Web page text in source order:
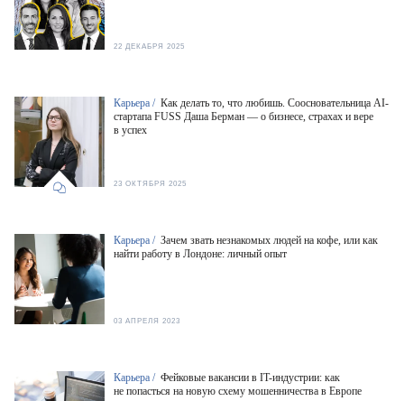
22 ДЕКАБРЯ 2025
Карьера / Как делать то, что любишь. Соосновательница AI-
стартапа FUSS Даша Берман — о бизнесе, страхах и вере
в успех
23 ОКТЯБРЯ 2025
Карьера / Зачем звать незнакомых людей на кофе, или как
найти работу в Лондоне: личный опыт
03 АПРЕЛЯ 2023
Карьера / Фейковые вакансии в IT-индустрии: как
не попасться на новую схему мошенничества в Европе